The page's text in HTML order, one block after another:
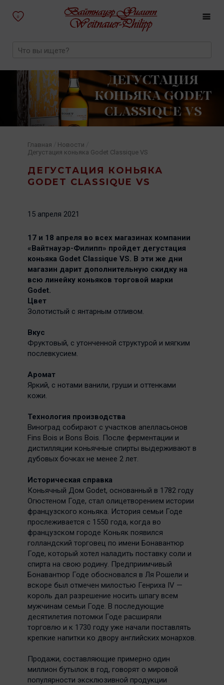
0
ДЕГУСТАЦИЯ КОНЬЯКА
GODET CLASSIQUE VS
Главная Новости
Дегустация коньяка Godet Classique VS
15 апреля 2021
17 и 18 апреля во всех магазинах компании
«Вайтнауэр-Филипп» пройдет дегустация
коньяка Godet Classique VS. В эти же дни
магазин дарит дополнительную скидку на
всю линейку коньяков торговой марки
Godet.
Цвет
Золотистый с янтарным отливом.
Вкус
Фруктовый, с утонченной структурой и мягким
послевкусием.
Аромат
Яркий, с нотами ванили, груши и оттенками
кожи.
Технология производства
Виноград собирают с участков апелласьонов
Fins Bois и Bons Bois. После ферментации и
дистилляции коньячные спирты выдерживают в
дубовых бочках не менее 2 лет.
Историческая справка
Коньячный Дом Godet, основанный в 1782 году
Огюстеном Годе, стал олицетворением истории
французского коньяка. История семьи Годе
прослеживается с 1550 года, когда во
французском городе Коньяк появился
голландский торговец по имени Бонавантюр
Годе, который хотел наладить поставку соли и
спирта на свою родину. Предприимчивый
Бонавантюр Годе обосновался в Ля Рошели и
вскоре был отмечен милостью Генриха IV —
король дал разрешение носить шпагу всем
мужчинам семьи Годе. В последующие
десятилетия потомки Годе расширяли
торговлю и к 1730 году уже начали поставлять
крепкие напитки ко двору английских монархов.
Продажи, составляющие примерно один
миллион бутылок в год, говорят о мировой
популярности эксклюзивной продукции